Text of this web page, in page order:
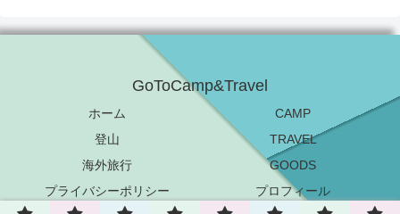
GoToCamp&Travel
ホーム
CAMP
登山
TRAVEL
海外旅行
GOODS
プライバシーポリシー
プロフィール